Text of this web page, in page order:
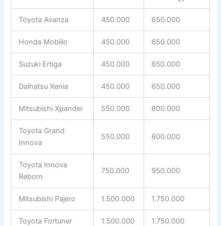
Toyota Avanza 450.000 650.000
Honda Mobilio 450.000 650.000
Suzuki Ertiga 450.000 650.000
Daihatsu Xenia 450.000 650.000
Mitsubishi Xpander 550.000 800.000
Toyota Grand
Innova
550.000 800.000
Toyota Innova
Reborn
750.000 950.000
Mitsubishi Pajero 1.500.000 1.750.000
Toyota Fortuner 1.500.000 1.750.000